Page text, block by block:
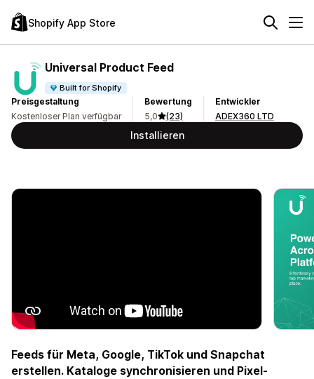
Shopify App Store
Universal Product Feed
Built for Shopify
Preisgestaltung
Kostenloser Plan verfügbar
Bewertung
5,0
(23)
Entwickler
ADEX360 LTD
Installieren
Feeds für Meta, Google, TikTok und Snapchat
erstellen. Kataloge synchronisieren und Pixel-